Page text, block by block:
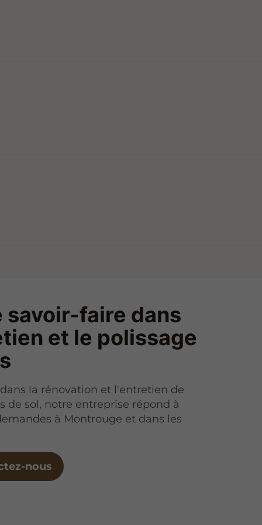
savoir-faire dans
et le polissage
la rénovation et l'entretien de
de sol, notre entreprise répond à
à Montrouge et dans les
nous